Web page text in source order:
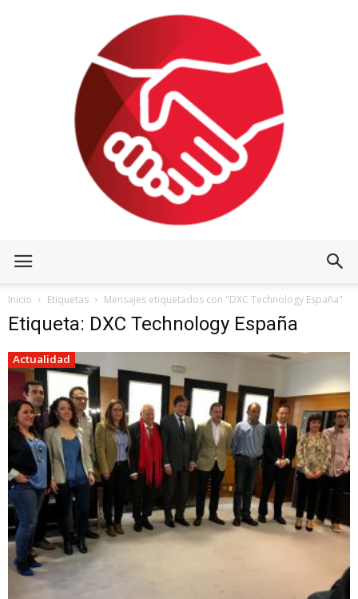
Inicio Etiquetas Mensajes etiquetados con "DXC Technology España"
Etiqueta: DXC Technology España
Actualidad